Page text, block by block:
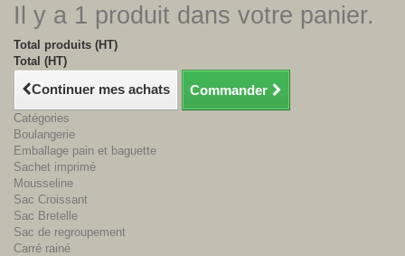
Il y a 1 produit dans votre panier.
Total produits (HT)
Total (HT)
Continuer mes achats Commander
Catégories
Boulangerie
Emballage pain et baguette
Sachet imprimé
Mousseline
Sac Croissant
Sac Bretelle
Sac de regroupement
Carré rainé